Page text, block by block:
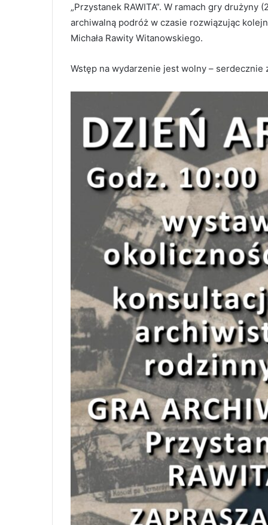
„Przystanek RAWITA”. W ramach gry
archiwalną podróż w czasie rozwiązując
Michała Rawity Witanowskiego.
Wstęp na wydarzenie jest wolny – serdecznie